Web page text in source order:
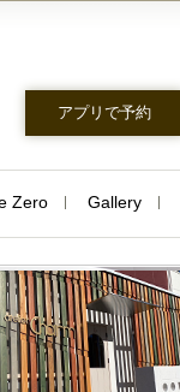
アプリで予約
Zero Gallery